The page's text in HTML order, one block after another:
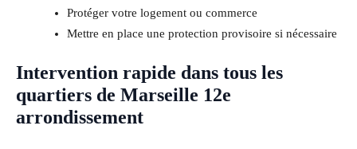
Protéger votre logement ou commerce
Mettre en place une protection provisoire si nécessaire
Intervention rapide dans tous les
quartiers de Marseille 12e
arrondissement